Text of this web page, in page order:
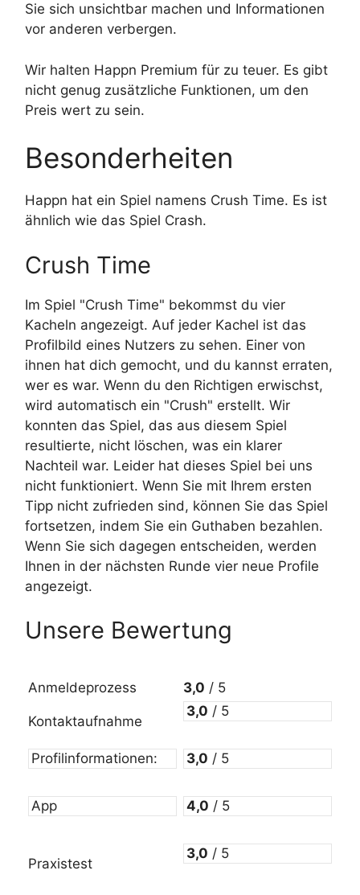
Sie sich unsichtbar machen und Informationen
vor anderen verbergen.
Wir halten Happn Premium für zu teuer. Es gibt
nicht genug zusätzliche Funktionen, um den
Preis wert zu sein.
Besonderheiten
Happn hat ein Spiel namens Crush Time. Es ist
ähnlich wie das Spiel Crash.
Crush Time
Im Spiel "Crush Time" bekommst du vier
Kacheln angezeigt. Auf jeder Kachel ist das
Profilbild eines Nutzers zu sehen. Einer von
ihnen hat dich gemocht, und du kannst erraten,
wer es war. Wenn du den Richtigen erwischst,
wird automatisch ein "Crush" erstellt. Wir
konnten das Spiel, das aus diesem Spiel
resultierte, nicht löschen, was ein klarer
Nachteil war. Leider hat dieses Spiel bei uns
nicht funktioniert. Wenn Sie mit Ihrem ersten
Tipp nicht zufrieden sind, können Sie das Spiel
fortsetzen, indem Sie ein Guthaben bezahlen.
Wenn Sie sich dagegen entscheiden, werden
Ihnen in der nächsten Runde vier neue Profile
angezeigt.
Unsere Bewertung
Anmeldeprozess 3,0 / 5
Kontaktaufnahme
3,0 / 5
Profilinformationen: 3,0 / 5
App 4,0 / 5
Praxistest
3,0 / 5